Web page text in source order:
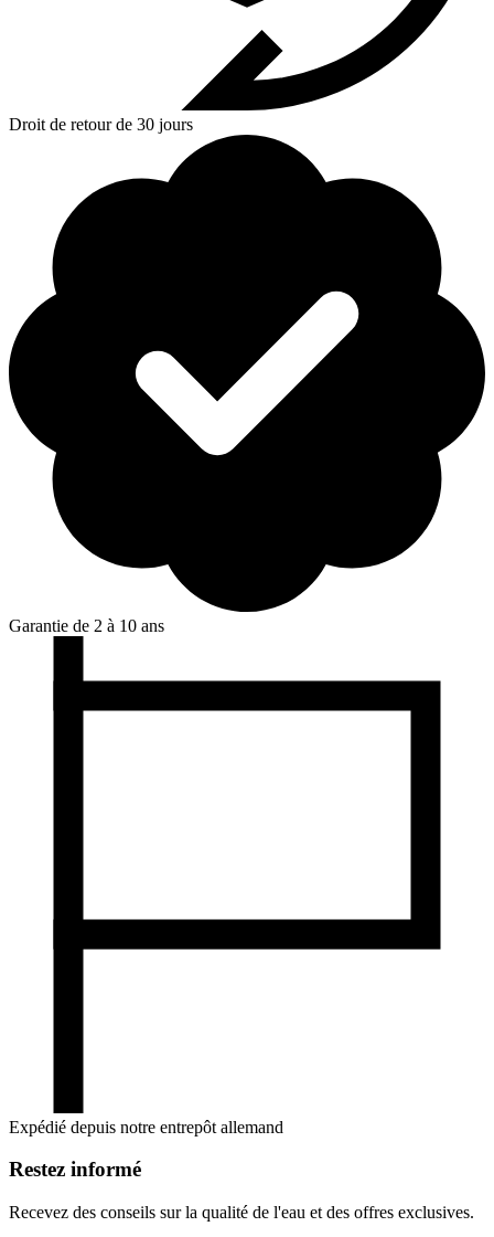
Droit de retour de 30 jours
Garantie de 2 à 10 ans
Expédié depuis notre entrepôt allemand
Restez informé
Recevez des conseils sur la qualité de l'eau et des offres exclusives.